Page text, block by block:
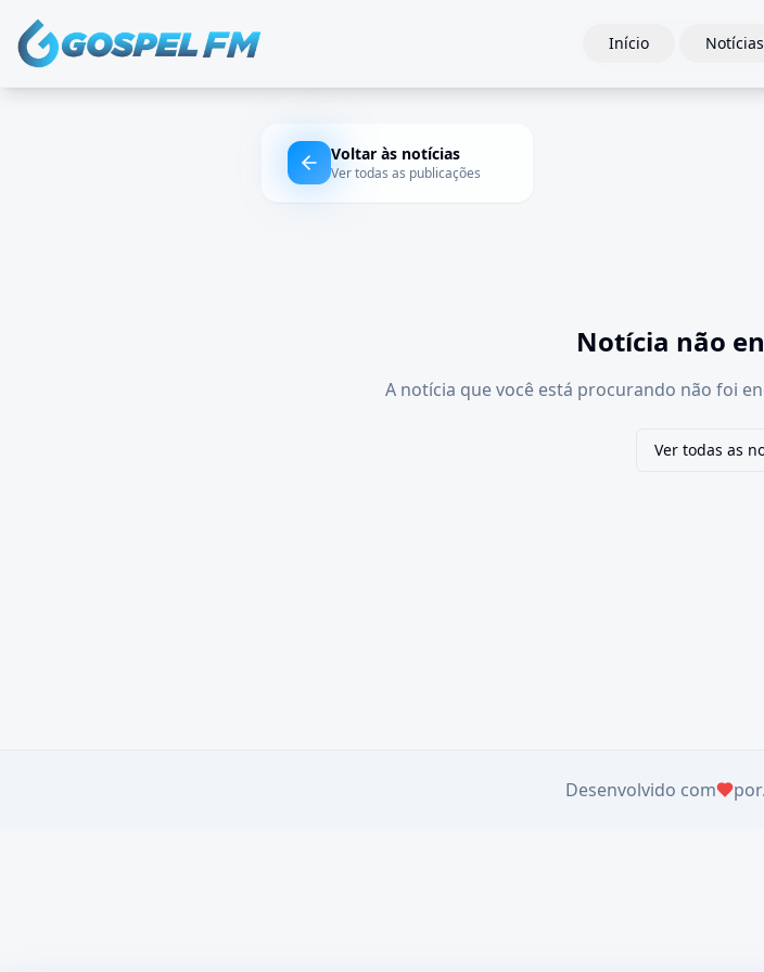
Início Notícias
Voltar às notícias
Ver todas as publicações
Notícia não
A notícia que você está procurando não foi
Ver todas as
Desenvolvido com por